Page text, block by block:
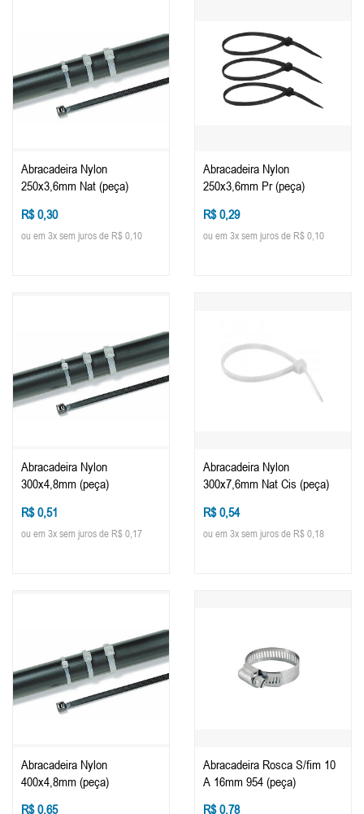
Abracadeira Nylon
250x3,6mm Nat (peça)
R$ 0,30
ou em 3x sem juros de R$ 0,10
Abracadeira Nylon
250x3,6mm Pr (peça)
R$ 0,29
ou em 3x sem juros de R$ 0,10
Abracadeira Nylon
300x4,8mm (peça)
R$ 0,51
ou em 3x sem juros de R$ 0,17
Abracadeira Nylon
300x7,6mm Nat Cis (peça)
R$ 0,54
ou em 3x sem juros de R$ 0,18
Abracadeira Nylon
400x4,8mm (peça)
R$ 0,65
Abracadeira Rosca S/fim 10
A 16mm 954 (peça)
R$ 0,78